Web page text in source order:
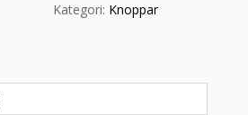
Kategori: Knoppar